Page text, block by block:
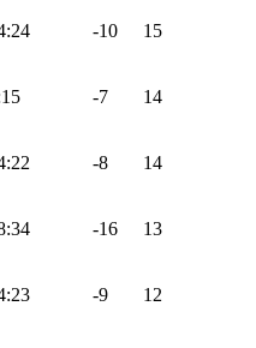
-10 15
-7 14
-8 14
-16 13
-9 12